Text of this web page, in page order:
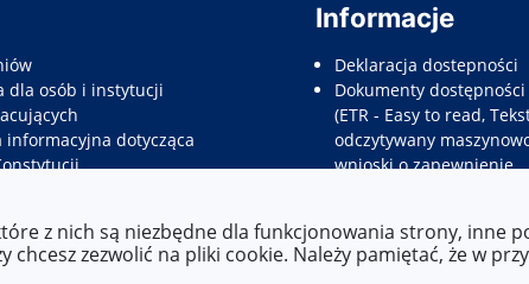
dla osób i instytucji
informacyjna dotycząca
informacyjne dla
do pracy
Informacje
Deklaracja dostepności
Dokumenty dostępności
(ETR - Easy to read,
odczytywany
wnioski o zapewnienie
z nich są niezbędne dla funkcjonowania strony, inne
chcesz zezwolić na pliki cookie. Należy pamiętać, że w